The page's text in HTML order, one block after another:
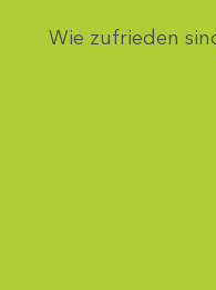
Wie zufrieden